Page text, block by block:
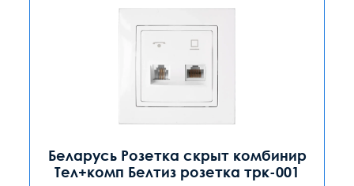
Беларусь Розетка скрыт комбинир
Тел+комп Белтиз розетка трк-001